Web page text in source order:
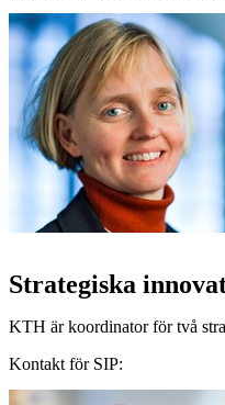
Strategiska
KTH är koordinator för två
Kontakt för SIP: